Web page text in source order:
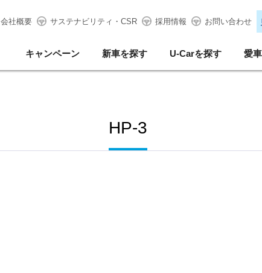
会社概要 サステナビリティ・CSR 採用情報 お問い合わせ
キャンペーン 新車を探す U-Carを探す 愛
HP-3